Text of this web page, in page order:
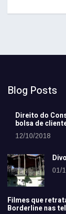
Blog Posts
Direito do
bolsa de
12/10/2018
01/
Filmes que
Borderline nas